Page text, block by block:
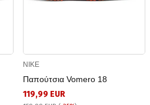
NIKE
Παπούτσια Vomero 18
119,99 EUR